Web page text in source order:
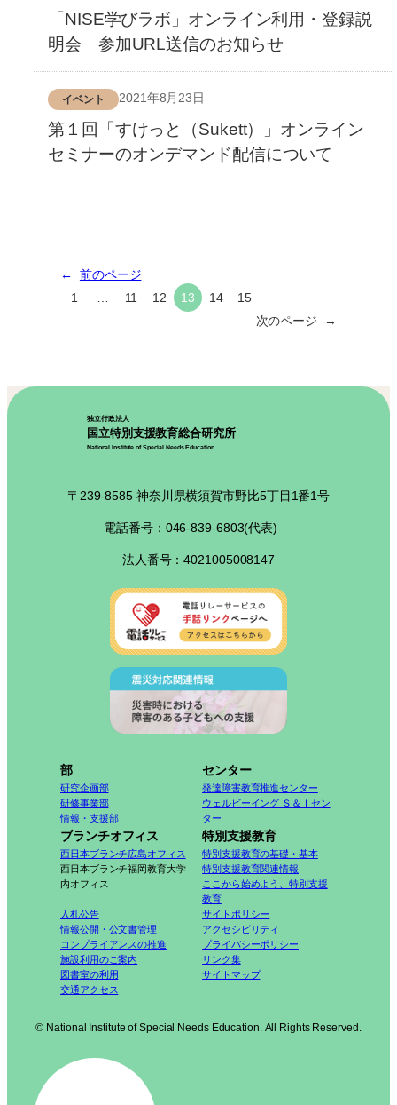
「NISE学びラボ」オンライン利用・登録説
明会 参加URL送信のお知らせ
2021年8月23日
イベント
第１回「すけっと（Sukett）」オンライン
セミナーのオンデマンド配信について
←
前のページ
1
11 12 13 14
15
次のページ
→
独立行政法人
国立特別支援教育総合研究所
National Institute of Special Needs Education
〒239-8585 神奈川県横須賀市野比5丁目1番1号
電話番号：046-839-6803(代表)
法人番号：4021005008147
部
研究企画部
研修事業部
情報・支援部
センター
発達障害教育推進センター
ウェルビーイング Ｓ＆Ｉセン
ター
ブランチオフィス
西日本ブランチ広島オフィス
西日本ブランチ福岡教育大学
内オフィス
特別支援教育
特別支援教育の基礎・基本
特別支援教育関連情報
ここから始めよう、特別支援
教育
入札公告
情報公開・公文書管理
コンプライアンスの推進
施設利用のご案内
図書室の利用
交通アクセス
サイトポリシー
アクセシビリティ
プライバシーポリシー
リンク集
サイトマップ
© National Institute of Special Needs Education. All Rights Reserved.